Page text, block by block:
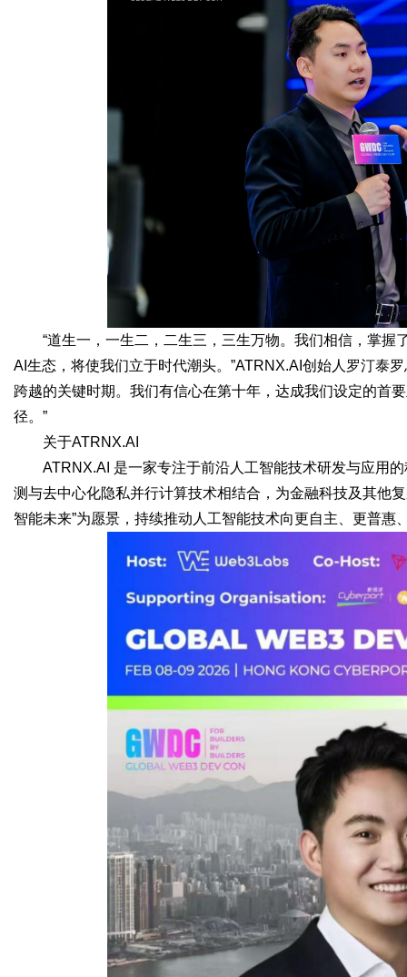
“道生一，一生二，二生三，三生万物。我们相信，掌
AI生态，将使我们立于时代潮头。”ATRNX.AI创始人罗汀泰
跨越的关键时期。我们有信心在第十年，达成我们设定的首
径。”
关于ATRNX.AI
ATRNX.AI 是一家专注于前沿人工智能技术研发与应用
测与去中心化隐私并行计算技术相结合，为金融科技及其他
智能未来”为愿景，持续推动人工智能技术向更自主、更普惠